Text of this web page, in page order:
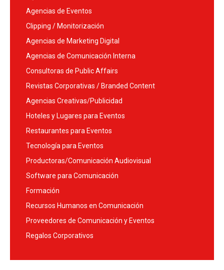
Agencias de Eventos
Clipping / Monitorización
Agencias de Marketing Digital
Agencias de Comunicación Interna
Consultoras de Public Affairs
Revistas Corporativas / Branded Content
Agencias Creativas/Publicidad
Hoteles y Lugares para Eventos
Restaurantes para Eventos
Tecnología para Eventos
Productoras/Comunicación Audiovisual
Software para Comunicación
Formación
Recursos Humanos en Comunicación
Proveedores de Comunicación y Eventos
Regalos Corporativos